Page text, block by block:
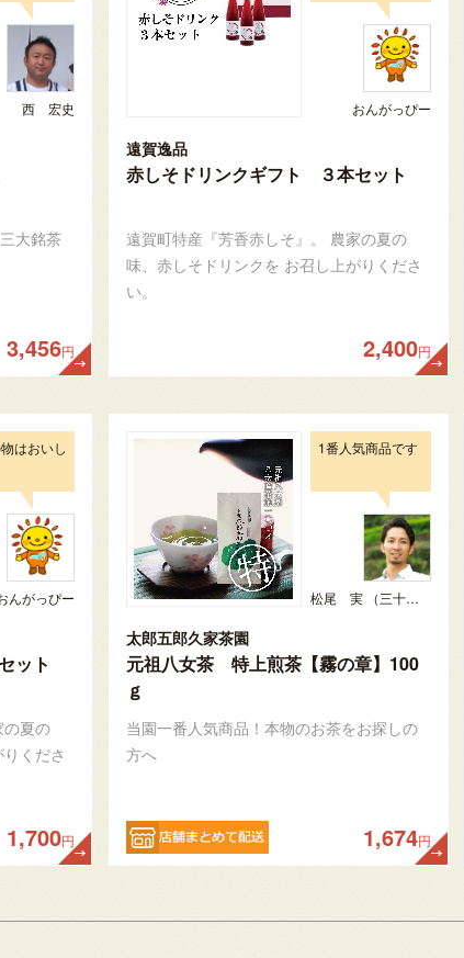
西 宏史
大銘茶
3,456円
おんがっぴー
遠賀逸品
赤しそドリンクギフト ３本セット
遠賀町特産『芳香赤しそ』。 農家の夏の
味、赤しそドリンクを お召し上がりくださ
い。
2,400円
はおいし
んがっぴー
ット
夏の
くださ
1,700円
1番人気商品です
松尾 実 （三十五代目、日本茶インストラクター）
太郎五郎久家茶園
元祖八女茶 特上煎茶【霧の章】100
ｇ
当園一番人気商品！本物のお茶をお探しの
方へ
1,674円